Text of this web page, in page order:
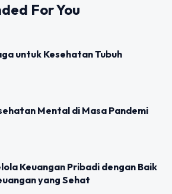
For You
untuk Kesehatan Tubuh
Mental di Masa Pandemi
Keuangan Pribadi dengan Baik
yang Sehat